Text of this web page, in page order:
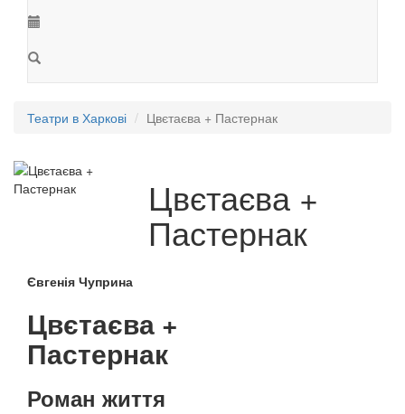
Театри в Харкові Цвєтаєва + Пастернак
Цвєтаєва +
Пастернак
Євгенія Чуприна
Цвєтаєва +
Пастернак
Роман життя